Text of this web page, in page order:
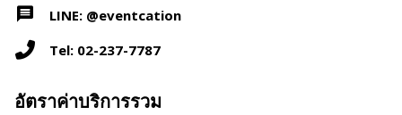
LINE: @eventcation
Tel: 02-237-7787
อัตราค่าบริการรวม